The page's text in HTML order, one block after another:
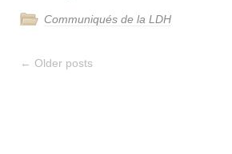
Communiqués de la LDH
← Older posts